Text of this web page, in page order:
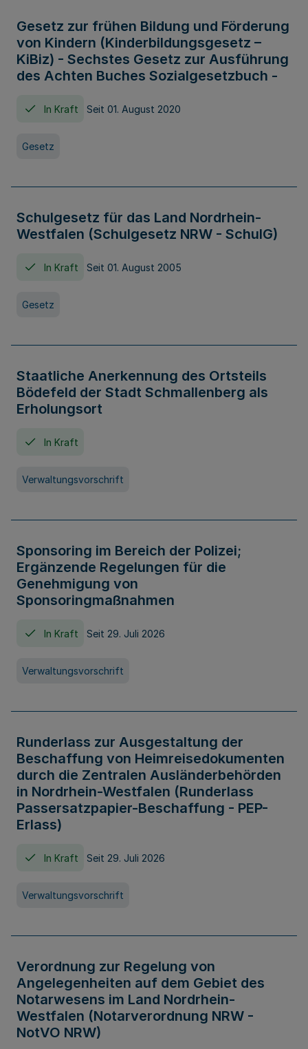
Gesetz zur frühen Bildung und Förderung
von Kindern (Kinderbildungsgesetz –
KiBiz) - Sechstes Gesetz zur Ausführung
des Achten Buches Sozialgesetzbuch -
In Kraft Seit 01. August 2020
Gesetz
Schulgesetz für das Land Nordrhein-
Westfalen (Schulgesetz NRW - SchulG)
In Kraft Seit 01. August 2005
Gesetz
Staatliche Anerkennung des Ortsteils
Bödefeld der Stadt Schmallenberg als
Erholungsort
In Kraft
Verwaltungsvorschrift
Sponsoring im Bereich der Polizei;
Ergänzende Regelungen für die
Genehmigung von
Sponsoringmaßnahmen
In Kraft Seit 29. Juli 2026
Verwaltungsvorschrift
Runderlass zur Ausgestaltung der
Beschaffung von Heimreisedokumenten
durch die Zentralen Ausländerbehörden
in Nordrhein-Westfalen (Runderlass
Passersatzpapier-Beschaffung - PEP-
Erlass)
In Kraft Seit 29. Juli 2026
Verwaltungsvorschrift
Verordnung zur Regelung von
Angelegenheiten auf dem Gebiet des
Notarwesens im Land Nordrhein-
Westfalen (Notarverordnung NRW -
NotVO NRW)